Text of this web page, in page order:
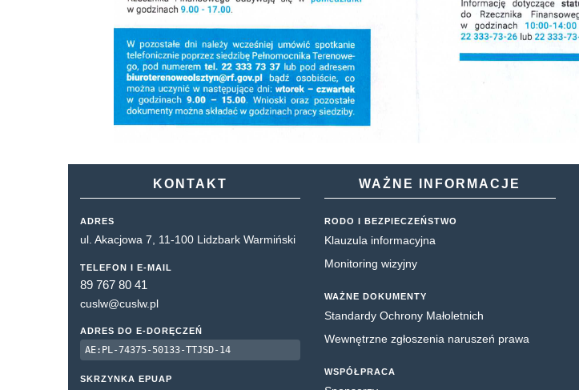
KONTAKT
ADRES
ul. Akacjowa 7, 11-100 Lidzbark Warmiński
TELEFON I E-MAIL
89 767 80 41
cuslw@cuslw.pl
ADRES DO E-DORĘCZEŃ
AE:PL-74375-50133-TTJSD-14
SKRZYNKA EPUAP
WAŻNE INFORMACJE
RODO I BEZPIECZEŃSTWO
Klauzula informacyjna
Monitoring wizyjny
WAŻNE DOKUMENTY
Standardy Ochrony Małoletnich
Wewnętrzne zgłoszenia naruszeń prawa
WSPÓŁPRACA